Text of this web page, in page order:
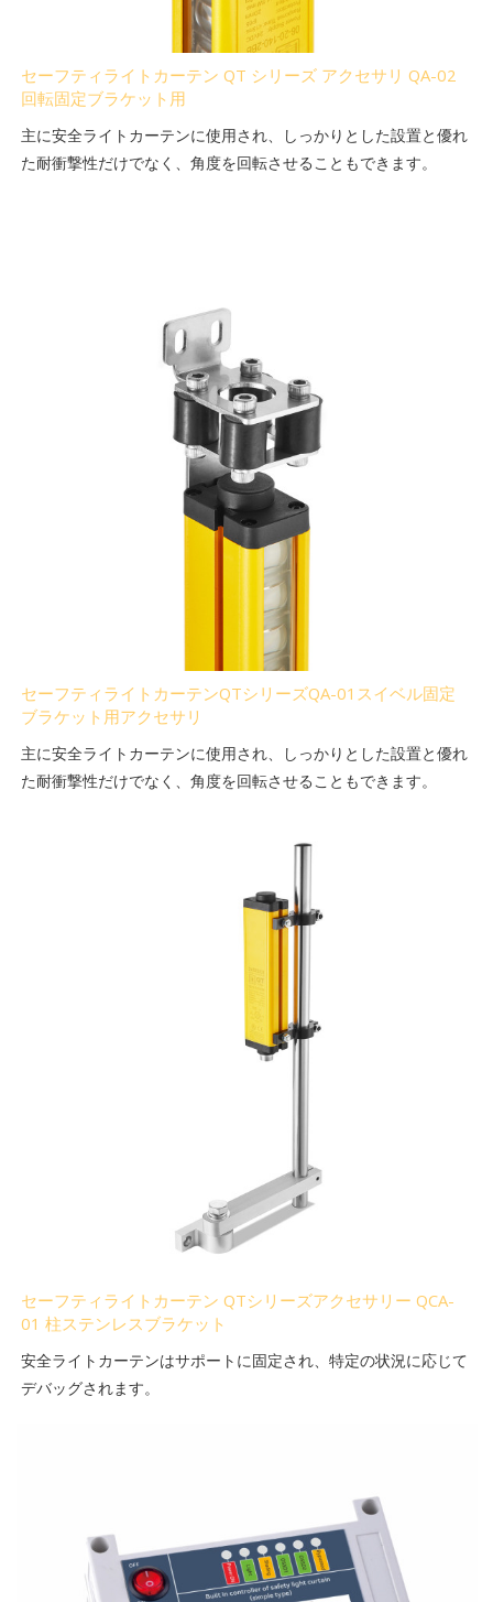
セーフティライトカーテン QT シリーズ アクセサリ QA-02
回転固定ブラケット用
主に安全ライトカーテンに使用され、しっかりとした設置と優れ
た耐衝撃性だけでなく、角度を回転させることもできます。
セーフティライトカーテンQTシリーズQA-01スイベル固定
ブラケット用アクセサリ
主に安全ライトカーテンに使用され、しっかりとした設置と優れ
た耐衝撃性だけでなく、角度を回転させることもできます。
セーフティライトカーテン QTシリーズアクセサリー QCA-
01 柱ステンレスブラケット
安全ライトカーテンはサポートに固定され、特定の状況に応じて
デバッグされます。